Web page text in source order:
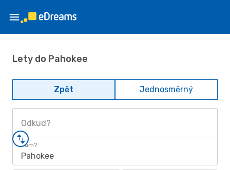
Lety do Pahokee
Zpět Jednosměrný
Odkud?
Kam?
Pahokee